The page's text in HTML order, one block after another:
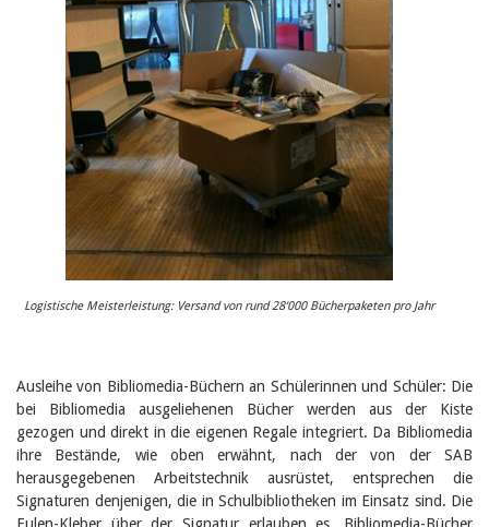
Logistische Meisterleistung: Versand von rund 28‘000 Bücherpaketen pro Jahr
Ausleihe von Bibliomedia-Büchern an Schülerinnen und Schüler: Die
bei Bibliomedia ausgeliehenen Bücher werden aus der Kiste
gezogen und direkt in die eigenen Regale integriert. Da Bibliomedia
ihre Bestände, wie oben erwähnt, nach der von der SAB
herausgegebenen Arbeitstechnik ausrüstet, entsprechen die
Signaturen denjenigen, die in Schulbibliotheken im Einsatz sind. Die